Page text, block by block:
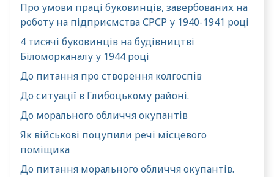
Про умови праці буковинців, завербованих на
роботу на підприємства СРСР у 1940-1941 році
4 тисячі буковинців на будівництві
Біломорканалу у 1944 році
До питання про створення колгоспів
До ситуації в Глибоцькому районі.
До морального обличчя окупантів
Як військові поцупили речі місцевого
поміщика
До питання морального обличчя окупантів.